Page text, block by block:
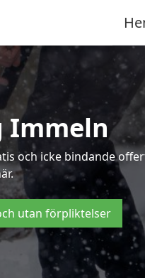
Immeln
och icke bindande
utan förpliktelser